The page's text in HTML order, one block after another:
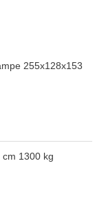
255x128x153
cm 1300 kg